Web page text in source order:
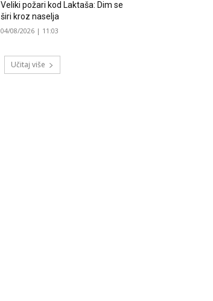
Veliki požari kod Laktaša: Dim se
širi kroz naselja
04/08/2026 | 11:03
Učitaj više